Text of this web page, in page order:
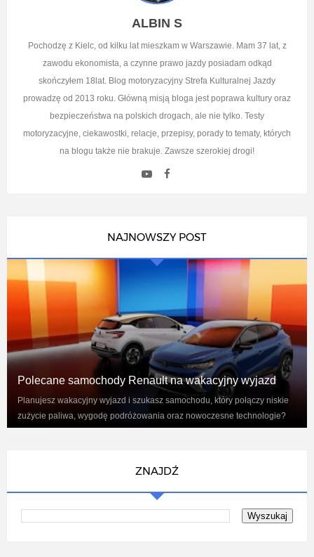
ALBIN S
Pochodzę z Kielc, od kilku lat mieszkam w Warszawie. Mam 37 lat, z
zawodu ekonomista, a czynne prawo jazdy posiadam odkąd
skończyłem 18lat. Blog motoryzacyjny Strefa Kulturalnej Jazdy
prowadzę od 2013 roku. Główną misją bloga jest poprawa kultury oraz
bezpieczeństwa na polskich drogach, ale nie tylko. Testy
motoryzacyjne, ciekawostki, relacje, przepisy, porady to tematy, których
na blogu także nie brakuje. Zawsze szerokiej drogi!
NAJNOWSZY POST
Polecane samochody Renault na wakacyjny wyjazd
Planujesz wakacyjny wyjazd i szukasz samochodu, który połączy niskie
zużycie paliwa, wygodę podróżowania oraz nowoczesne technologie?
ZNAJDŹ